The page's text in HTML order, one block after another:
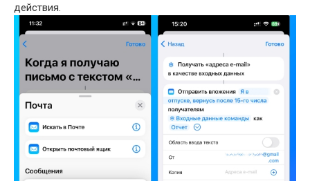
действия.